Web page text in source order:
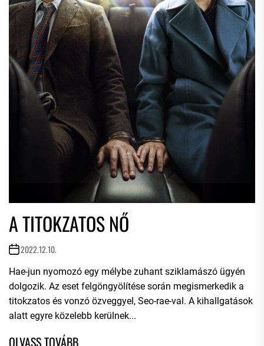
A TITOKZATOS NŐ
2022.12.10.
Hae-jun nyomozó egy mélybe zuhant sziklamászó ügyén
dolgozik. Az eset felgöngyölítése során megismerkedik a
titokzatos és vonzó özveggyel, Seo-rae-val. A kihallgatások
alatt egyre közelebb kerülnek...